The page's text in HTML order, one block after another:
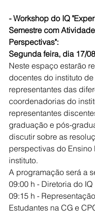
- Workshop do IQ
Semestre com
Perspectivas":
Segunda feira, dia 17/
Neste espaço estarão
docentes do instituto
representantes das
coordenadorias do
representantes
graduação e pós-
discutir sobre as
perspectivas do Ensino
instituto.
A programação será a
09:00 h - Diretoria do IQ
09:15 h -
Estudantes na CG e